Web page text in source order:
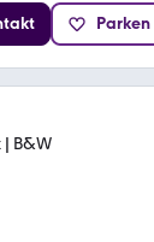
Parken
B&W